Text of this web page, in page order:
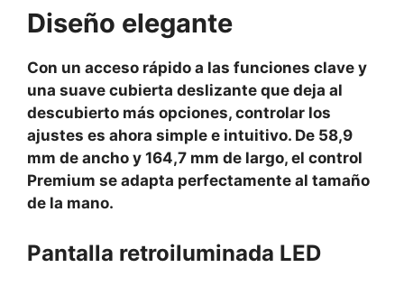
Diseño elegante
Con un acceso rápido a las funciones clave y
una suave cubierta deslizante que deja al
descubierto más opciones, controlar los
ajustes es ahora simple e intuitivo. De 58,9
mm de ancho y 164,7 mm de largo, el control
Premium se adapta perfectamente al tamaño
de la mano.
Pantalla retroiluminada LED